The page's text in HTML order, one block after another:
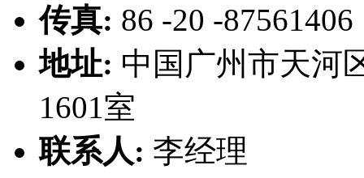
传真: 86 -20 -87561406
地址: 中国广州市天河
1601室
联系人: 李经理